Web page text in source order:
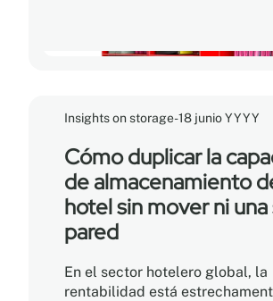
inventario esencial en un
hay lugar. El problema generalmente no
es la falta de superficie, sino la
en que el espacio está
optimizado.
Insights on storage-18 junio YYYY
Cómo duplicar la
de almacenamiento
hotel sin mover ni una
pared
En el sector hotelero global, la
rentabilidad está